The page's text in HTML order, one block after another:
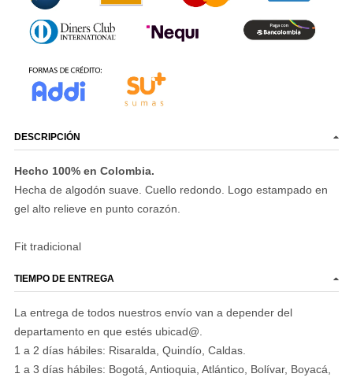
DESCRIPCIÓN
Hecho 100% en Colombia.
Hecha de algodón suave. Cuello redondo. Logo estampado en
gel alto relieve en punto corazón.
Fit tradicional
TIEMPO DE ENTREGA
La entrega de todos nuestros envío van a depender del
departamento en que estés ubicad@.
1 a 2 días hábiles: Risaralda, Quindío, Caldas.
1 a 3 días hábiles: Bogotá, Antioquia, Atlántico, Bolívar, Boyacá,